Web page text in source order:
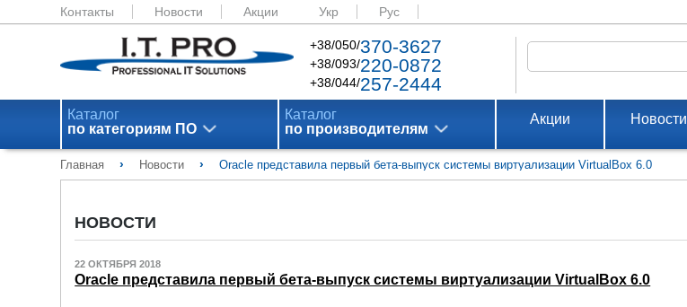
Контакты Новости Акции Укр Рус
+38/050/370-3627
+38/093/220-0872
+38/044/257-2444
Каталог
по категориям ПО
Каталог
по производителям
Акции Новости
Главная › Новости › Oracle представила первый бета-выпуск системы виртуализации VirtualBox 6.0
НОВОСТИ
22 ОКТЯБРЯ 2018
Oracle представила первый бета-выпуск системы виртуализации VirtualBox 6.0